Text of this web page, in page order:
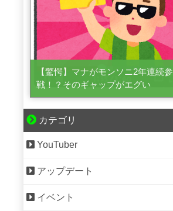
【驚愕】マナがモンソニ2年連続参
戦！？そのギャップがエグい
カテゴリ
YouTuber
アップデート
イベント